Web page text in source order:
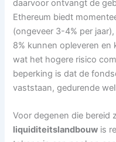
daarvoor ontvangt de
Ethereum biedt
(ongeveer 3-4% per
8% kunnen opleveren en
wat het hogere risico
beperking is dat de
vaststaan, gedurende
Voor degenen die bereid
liquiditeitslandbouw is